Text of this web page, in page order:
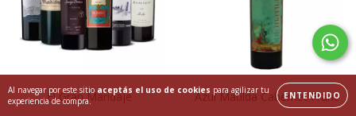
Al navegar por este sitio aceptás el uso de cookies para agilizar tu
experiencia de compra.
ENTENDIDO
El Gran Maridaje Azul Matilda Cabernet Franc